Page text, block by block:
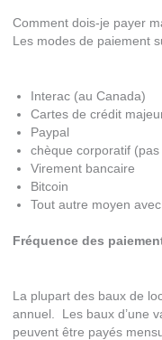
Comment dois-je payer
Les modes de paiement
Interac (au Canada)
Cartes de crédit
Paypal
chèque corporatif (pas
Virement bancaire
Bitcoin
Tout autre moyen
Fréquence des
La plupart des baux de
annuel. Les baux d’une
peuvent être payés